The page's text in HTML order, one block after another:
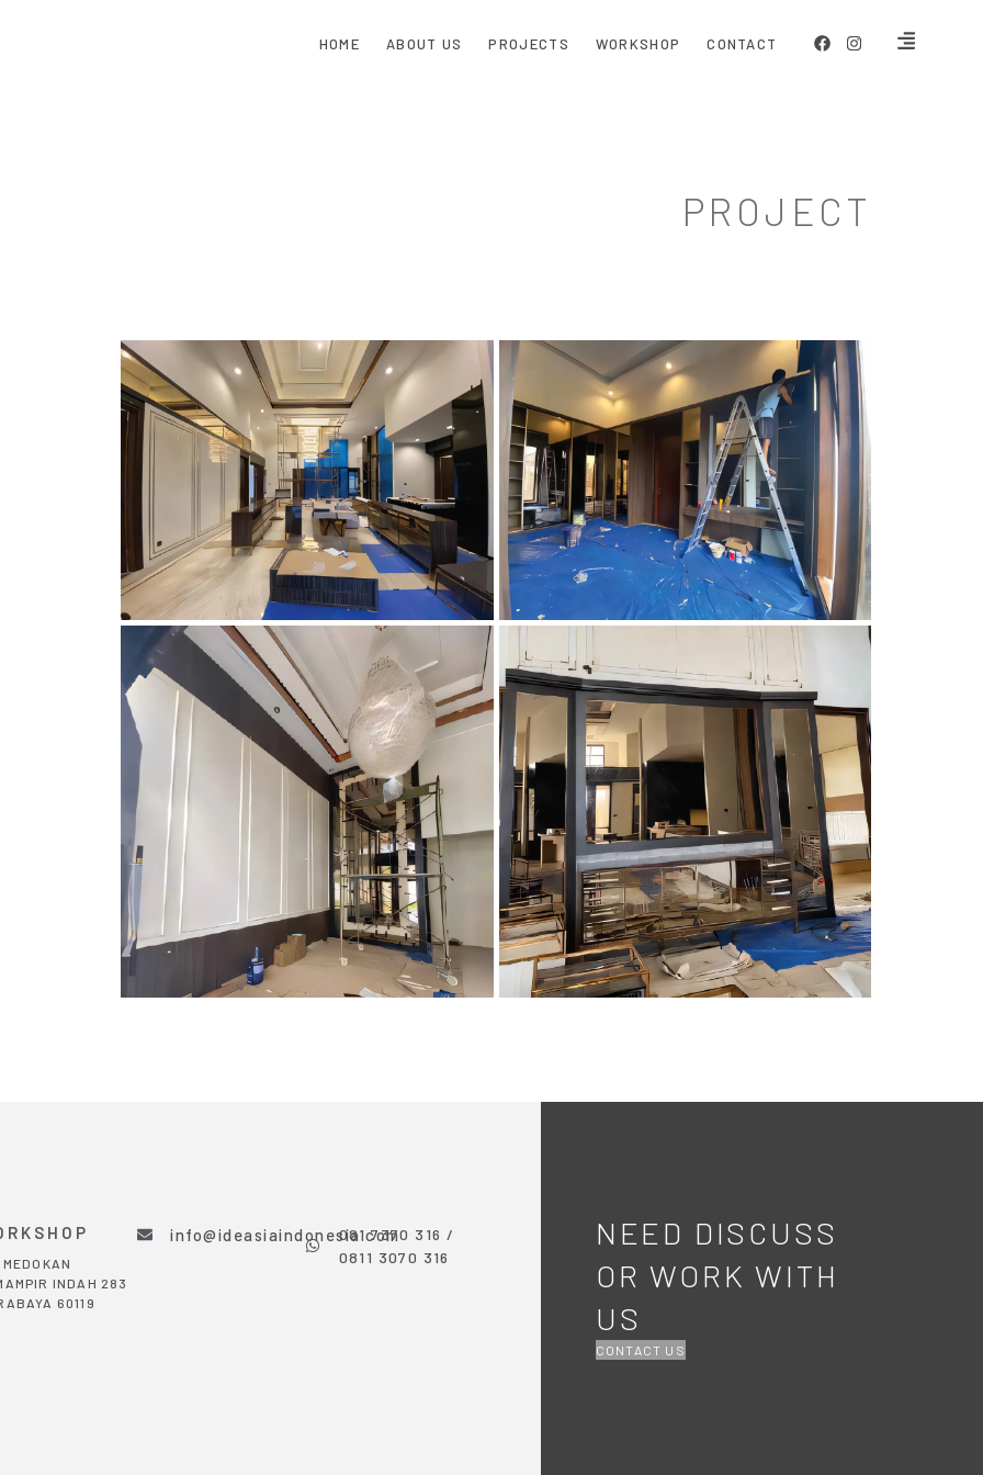
HOME ABOUT US PROJECTS WORKSHOP CONTACT
PROJECT
RUMAH BP.HAJI. M RUMAH BP.HAJI. M
RUMAH BP.HAJI. M RUMAH BP.HAJI. M
INDAH 283
60119
info@ideasiaindonesia.com
081 7370 316 /
0811 3070 316
NEED DISCUSS
OR WORK WITH
US
CONTACT US